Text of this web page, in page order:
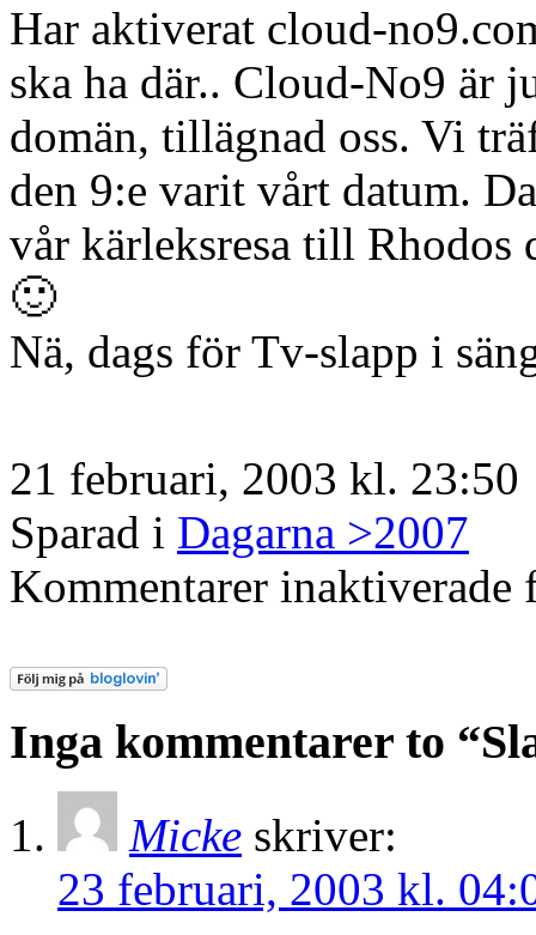
Har aktiverat cloud-
ska ha där.. Cloud-No9 är
domän, tillägnad oss. Vi
den 9:e varit vårt datum.
vår kärleksresa till Rhodos
🙂
Nä, dags för Tv-slapp i
21 februari, 2003 kl. 23:50
Sparad i Dagarna >2007
Kommentarer inaktiverade
Inga kommentarer to
Micke skriver:
23 februari, 2003 kl.